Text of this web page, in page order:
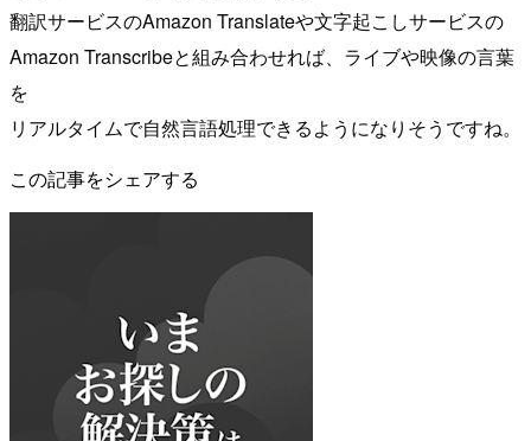
翻訳サービスのAmazon Translateや文字起こしサービスの
Amazon Transcribeと組み合わせれば、ライブや映像の言葉
を
リアルタイムで自然言語処理できるようになりそうですね。
この記事をシェアする